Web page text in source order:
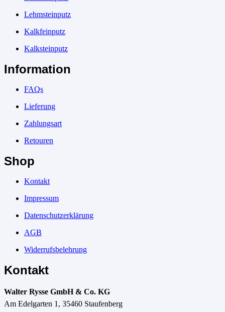
Lehmsteinputz
Kalkfeinputz
Kalksteinputz
Information
FAQs
Lieferung
Zahlungsart
Retouren
Shop
Kontakt
Impressum
Datenschutzerklärung
AGB
Widerrufsbelehrung
Kontakt
Walter Rysse GmbH & Co. KG
Am Edelgarten 1, 35460 Staufenberg